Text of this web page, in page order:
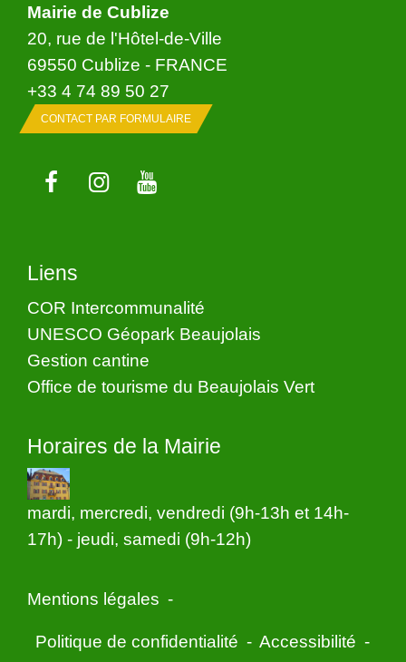
Mairie de Cublize
20, rue de l'Hôtel-de-Ville
69550 Cublize - FRANCE
+33 4 74 89 50 27
CONTACT PAR FORMULAIRE
Liens
COR Intercommunalité
UNESCO Géopark Beaujolais
Gestion cantine
Office de tourisme du Beaujolais Vert
Horaires de la Mairie
mardi, mercredi, vendredi (9h-13h et 14h-
17h) - jeudi, samedi (9h-12h)
Mentions légales -
Politique de confidentialité - Accessibilité -